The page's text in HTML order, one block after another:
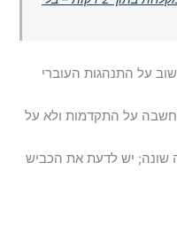
על התנהגות העוברי
על התקדמות ולא על
שונה; יש לדעת את הכביש